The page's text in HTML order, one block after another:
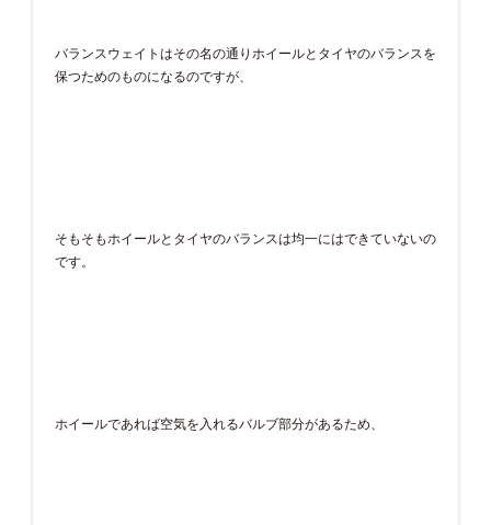
バランスウェイトはその名の通りホイールとタイヤのバランスを
保つためのものになるのですが、
そもそもホイールとタイヤのバランスは均一にはできていないの
です。
ホイールであれば空気を入れるバルブ部分があるため、